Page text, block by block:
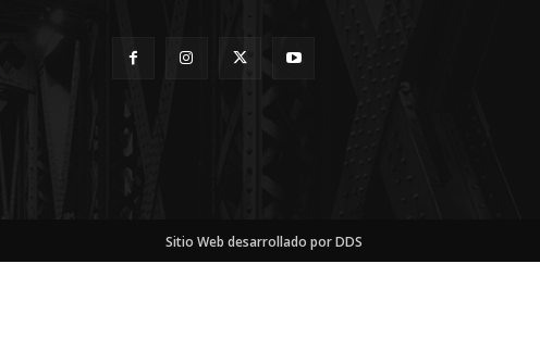
Sitio Web desarrollado por DDS